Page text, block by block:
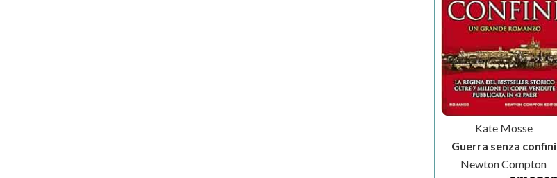
Kate Mosse
Guerra senza confini
Newton Compton